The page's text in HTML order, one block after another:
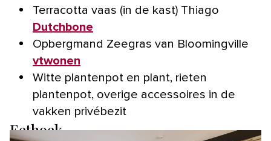
Terracotta vaas (in de kast) Thiago
Dutchbone
Opbergmand Zeegras van Bloomingville
vtwonen
Witte plantenpot en plant, rieten
plantenpot, overige accessoires in de
vakken privébezit
Eethoek